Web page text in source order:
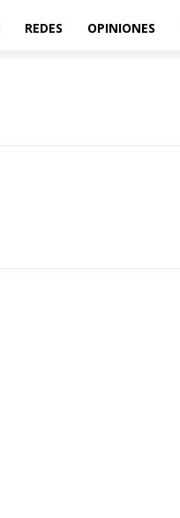
REDES OPINIONES